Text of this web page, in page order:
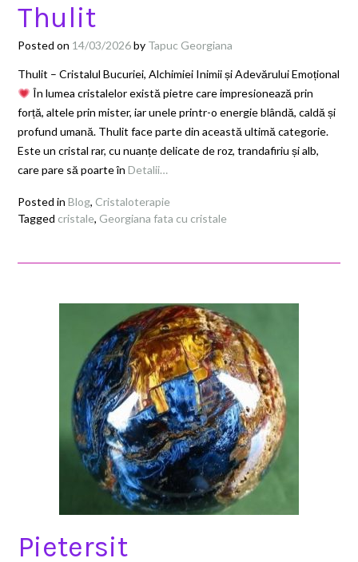
Thulit
Posted on 14/03/2026by Tapuc Georgiana
Thulit – Cristalul Bucuriei, Alchimiei Inimii și Adevărului Emoțional
În lumea cristalelor există pietre care impresionează prin
forță, altele prin mister, iar unele printr-o energie blândă, caldă și
profund umană. Thulit face parte din această ultimă categorie.
Este un cristal rar, cu nuanțe delicate de roz, trandafiriu și alb,
care pare să poarte în Detalii…
Posted in Blog, Cristaloterapie
Tagged cristale, Georgiana fata cu cristale
Pietersit